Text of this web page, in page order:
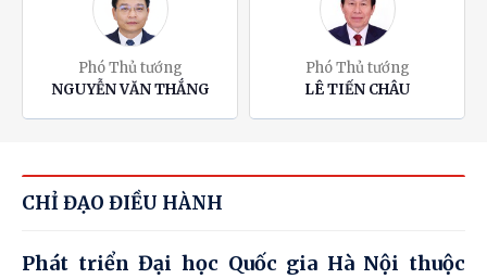
Phó Thủ tướng
NGUYỄN VĂN THẮNG
Phó Thủ tướng
LÊ TIẾN CHÂU
CHỈ ĐẠO ĐIỀU HÀNH
Phát triển Đại học Quốc gia Hà Nội thuộc